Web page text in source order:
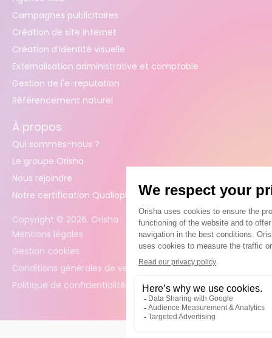
Campagnes publicitaires
Création de site internet
Création d’identité visuelle
Externalisation administrative et comptable
Gestion de l'e-reputation
Référencement naturel
À propos
Qui sommes-nous ?
Le groupe Orisha
Nous rejoindre
Notre certification Qualiopi
Copyright © 2026. Orisha
Mentions légales
Gestion cookies
Conditions générales de vente
Politique de confidentialité des données